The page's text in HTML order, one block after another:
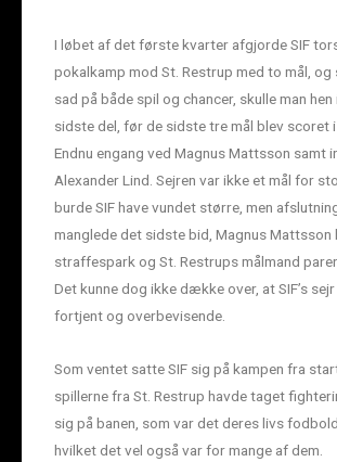
I løbet af det første kvarter afgjorde SIF
pokalkamp mod St. Restrup med to mål, og
sad på både spil og chancer, skulle man
sidste del, før de sidste tre mål blev scoret i
Endnu engang ved Magnus Mattsson samt
Alexander Lind. Sejren var ikke et mål for
burde SIF have vundet større, men
manglede det sidste bid, Magnus
straffespark og St. Restrups målmand
Det kunne dog ikke dække over, at SIF’s
fortjent og overbevisende.
Som ventet satte SIF sig på kampen fra
spillerne fra St. Restrup havde taget
sig på banen, som var det deres livs
hvilket det vel også var for mange af dem.